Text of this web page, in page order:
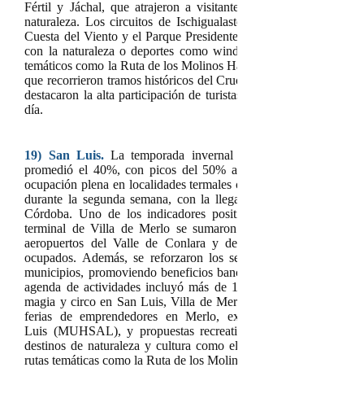
Fértil y Jáchal, que atrajeron a visitantes con propuestas
naturaleza. Los circuitos de Ischigualasto (Valle de la Luna),
Cuesta del Viento y el Parque Presidente Sarmiento fueron
con la naturaleza o deportes como windsurf, parapente y
temáticos como la Ruta de los Molinos Harineros y la Ruta
que recorrieron tramos históricos del Cruce de los Andes.
destacaron la alta participación de turistas de provincias
día.
19) San Luis. La temporada invernal tuvo resultados
promedió el 40%, con picos del 50% al 60% en zonas como
ocupación plena en localidades termales como Balde y San
durante la segunda semana, con la llegada de turistas
Córdoba. Uno de los indicadores positivos fue el aumento
terminal de Villa de Merlo se sumaron 16 micros de
aeropuertos del Valle de Conlara y de la ciudad de San
ocupados. Además, se reforzaron los servicios de
municipios, promoviendo beneficios bancarios, alojamientos
agenda de actividades incluyó más de 10 compañías artísticas
magia y circo en San Luis, Villa de Merlo, Juana Koslay, Villa
ferias de emprendedores en Merlo, exposiciones
Luis (MUHSAL), y propuestas recreativas en el Parque
destinos de naturaleza y cultura como el Parque Nacional
rutas temáticas como la Ruta de los Molinos Harineros.